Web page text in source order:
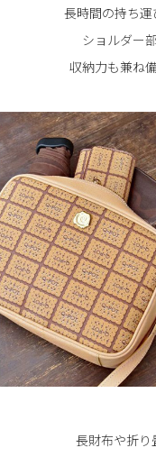
長時間の持ち運
ショルダー
収納力も兼ね
長財布や折り